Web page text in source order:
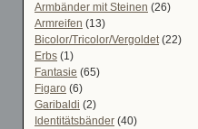
Armbänder mit Steinen (26)
Armreifen (13)
Bicolor/Tricolor/Vergoldet(22)
Erbs (1)
Fantasie (65)
Figaro (6)
Garibaldi (2)
Identitätsbänder (40)